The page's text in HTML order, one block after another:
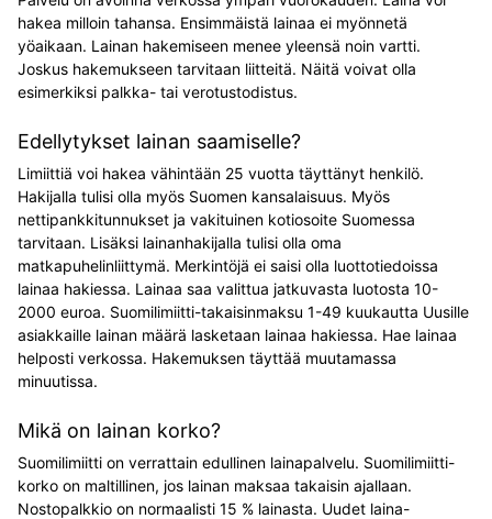
hakea milloin tahansa. Ensimmäistä lainaa ei myönnetä
yöaikaan. Lainan hakemiseen menee yleensä noin vartti.
Joskus hakemukseen tarvitaan liitteitä. Näitä voivat olla
esimerkiksi palkka- tai verotustodistus.
Edellytykset lainan saamiselle?
Limiittiä voi hakea vähintään 25 vuotta täyttänyt henkilö.
Hakijalla tulisi olla myös Suomen kansalaisuus. Myös
nettipankkitunnukset ja vakituinen kotiosoite Suomessa
tarvitaan. Lisäksi lainanhakijalla tulisi olla oma
matkapuhelinliittymä. Merkintöjä ei saisi olla luottotiedoissa
lainaa hakiessa. Lainaa saa valittua jatkuvasta luotosta 10-
2000 euroa. Suomilimiitti-takaisinmaksu 1-49 kuukautta Uusille
asiakkaille lainan määrä lasketaan lainaa hakiessa. Hae lainaa
helposti verkossa. Hakemuksen täyttää muutamassa
minuutissa.
Mikä on lainan korko?
Suomilimiitti on verrattain edullinen lainapalvelu. Suomilimiitti-
korko on maltillinen, jos lainan maksaa takaisin ajallaan.
Nostopalkkio on normaalisti 15 % lainasta. Uudet laina-